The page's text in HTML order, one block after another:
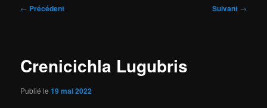
Navigation
← Précédent Suivant →
Crenicichla Lugubris
Publié le19 mai 2022